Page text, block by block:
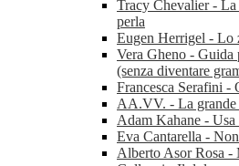
Tracy Chevalier -
perla
Eugen Herrigel - Lo
Vera Gheno - Guida
(senza diventare
Francesca Serafini -
AA.VV. - La grande
Adam Kahane -
Eva Cantarella -
Alberto Asor Rosa -